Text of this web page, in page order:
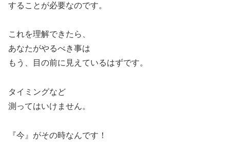
することが必要なのです。
これを理解できたら、
あなたがやるべき事は
もう、目の前に見えているはずです。
タイミングなど
測ってはいけません。
『今』がその時なんです！